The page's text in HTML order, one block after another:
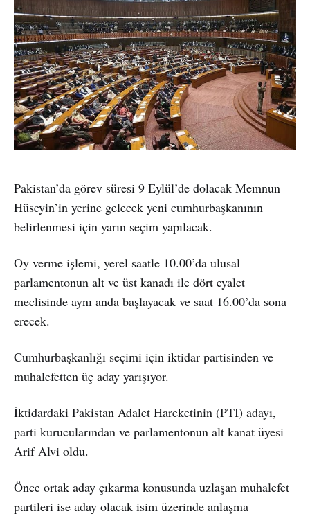
Pakistan’da görev süresi 9 Eylül’de dolacak Memnun
Hüseyin’in yerine gelecek yeni cumhurbaşkanının
belirlenmesi için yarın seçim yapılacak.
Oy verme işlemi, yerel saatle 10.00’da ulusal
parlamentonun alt ve üst kanadı ile dört eyalet
meclisinde aynı anda başlayacak ve saat 16.00’da sona
erecek.
Cumhurbaşkanlığı seçimi için iktidar partisinden ve
muhalefetten üç aday yarışıyor.
İktidardaki Pakistan Adalet Hareketinin (PTI) adayı,
parti kurucularından ve parlamentonun alt kanat üyesi
Arif Alvi oldu.
Önce ortak aday çıkarma konusunda uzlaşan muhalefet
partileri ise aday olacak isim üzerinde anlaşma